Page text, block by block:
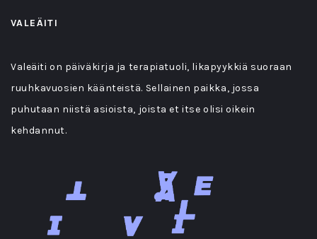
VALEÄITI
Valeäiti on päiväkirja ja terapiatuoli, likapyykkiä suoraan
ruuhkavuosien käänteistä. Sellainen paikka, jossa
puhutaan niistä asioista, joista et itse olisi oikein
kehdannut.